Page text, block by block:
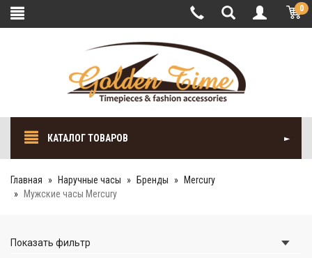
0
КАТАЛОГ ТОВАРОВ
Главная Наручные часы Бренды
Mercury
Мужские часы Mercury
Показать фильтр